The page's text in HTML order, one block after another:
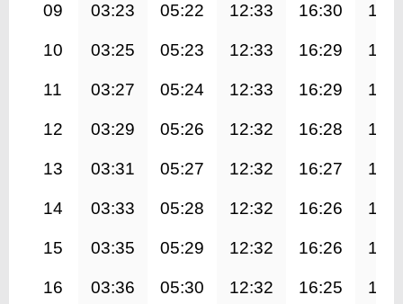
09 03:23 05:22 12:33 16:30
10 03:25 05:23 12:33 16:29
11 03:27 05:24 12:33 16:29
12 03:29 05:26 12:32 16:28
13 03:31 05:27 12:32 16:27
14 03:33 05:28 12:32 16:26
15 03:35 05:29 12:32 16:26
16 03:36 05:30 12:32 16:25